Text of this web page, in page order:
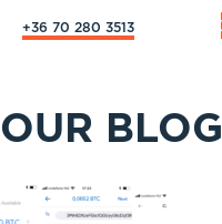
+36 70 280 3513
OUR BLOG